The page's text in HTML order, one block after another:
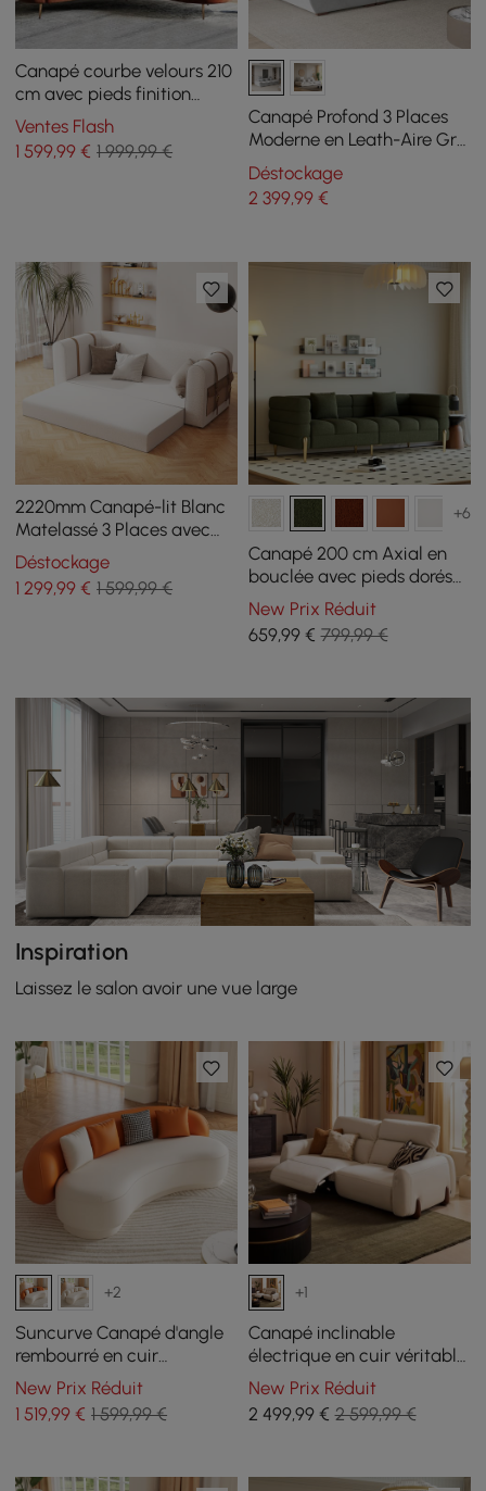
Canapé courbe velours 210
cm avec pieds finition
dorée et coussins
Ventes Flash
1 599,99 € 1 999,99 €
Canapé Profond 3 Places
Moderne en Leath-Aire Gris
2780mm avec Dossier
Réglable
Déstockage
2 399,99€
2220mm Canapé-lit Blanc
Matelassé 3 Places avec
Rangement Latéral
Moderne
Déstockage
1 299,99 € 1 599,99 €
+6
Canapé 200 cm Axial en
bouclée avec pieds dorés
et coussins
New Prix Réduit
659,99€ 799,99 €
Inspiration
Laissez le salon avoir une vue large
+2
Suncurve Canapé d'angle
rembourré en cuir
performance de 211 cm
avec oreillers
New Prix Réduit
1 519,99 € 1 599,99 €
+1
Canapé inclinable
électrique en cuir véritable
Curva de 85 pouces avec
appuie-tête réglable
New Prix Réduit
2 499,99€ 2 599,99 €